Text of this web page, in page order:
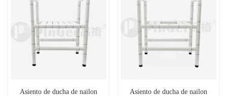
Asiento de ducha de nailon
Asiento de ducha de nailon